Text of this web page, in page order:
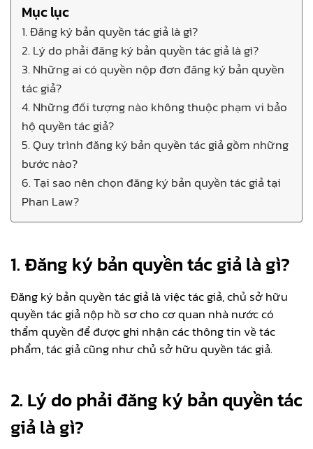
Mục lục
1. Đăng ký bản quyền tác giả là gì?
2. Lý do phải đăng ký bản quyền tác giả là gì?
3. Những ai có quyền nộp đơn đăng ký bản quyền
tác giả?
4. Những đối tượng nào không thuộc phạm vi bảo
hộ quyền tác giả?
5. Quy trình đăng ký bản quyền tác giả gồm những
bước nào?
6. Tại sao nên chọn đăng ký bản quyền tác giả tại
Phan Law?
1. Đăng ký bản quyền tác giả là gì?
Đăng ký bản quyền tác giả là việc tác giả, chủ sở hữu
quyền tác giả nộp hồ sơ cho cơ quan nhà nước có
thẩm quyền để được ghi nhận các thông tin về tác
phẩm, tác giả cũng như chủ sở hữu quyền tác giả.
2. Lý do phải đăng ký bản quyền tác
giả là gì?